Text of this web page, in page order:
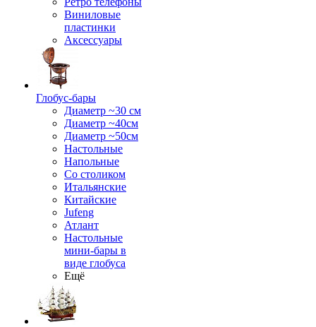
Виниловые
пластинки
Аксессуары
Глобус-бары
Диаметр ~30 см
Диаметр ~40см
Диаметр ~50см
Настольные
Напольные
Со столиком
Итальянские
Китайские
Jufeng
Атлант
Настольные
мини-бары в
виде глобуса
Ещё